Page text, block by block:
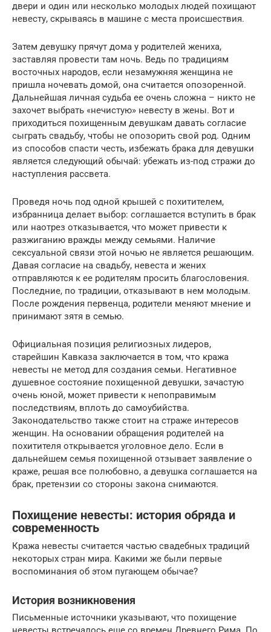
двери и один или несколько молодых людей похищают
невесту, скрываясь в машине с места происшествия.
Затем девушку прячут дома у родителей жениха,
заставляя провести там ночь. Ведь по традициям
восточных народов, если незамужняя женщина не
пришла ночевать домой, она считается опозоренной.
Дальнейшая личная судьба ее очень сложна – никто не
захочет выбрать «нечистую» невесту в жены. Вот и
приходиться похищенным девушкам давать согласие
сыграть свадьбу, чтобы не опозорить свой род. Одним
из способов спасти честь, избежать брака для девушки
является следующий обычай: убежать из-под стражи до
наступления рассвета.
Проведя ночь под одной крышей с похитителем,
избранница делает выбор: соглашается вступить в брак
или наотрез отказывается, что может привести к
разжиганию вражды между семьями. Наличие
сексуальной связи этой ночью не является решающим.
Давая согласие на свадьбу, невеста и жених
отправляются к ее родителям просить благословения.
Последние, по традиции, отказывают в нем молодым.
После рождения первенца, родители меняют мнение и
принимают зятя в семью.
Официальная позиция религиозных лидеров,
старейшин Кавказа заключается в том, что кража
невесты не метод для создания семьи. Негативное
душевное состояние похищенной девушки, зачастую
очень юной, может привести к непоправимым
последствиям, вплоть до самоубийства.
Законодательство также стоит на страже интересов
женщин. На основании обращения родителей на
похитителя открывается уголовное дело. Если в
дальнейшем семья похищенной отзывает заявление о
краже, решая все полюбовно, а девушка соглашается на
брак, претензии со стороны закона снимаются.
Похищение невесты: история обряда и
современность
Кража невесты считается частью свадебных традиций
некоторых стран мира. Какими же были первые
воспоминания об этом пугающем обычае?
История возникновения
Письменные источники указывают, что похищение